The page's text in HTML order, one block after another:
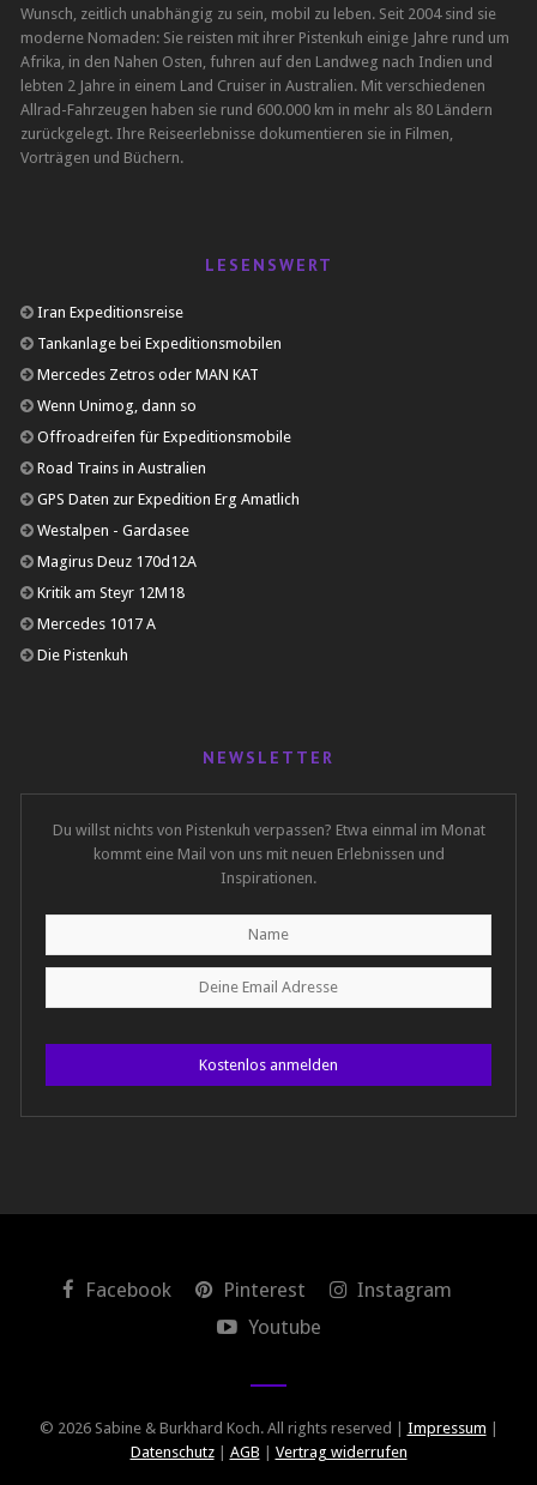
Wunsch, zeitlich unabhängig zu sein, mobil zu leben. Seit 2004 sind sie
moderne Nomaden: Sie reisten mit ihrer Pistenkuh einige Jahre rund um
Afrika, in den Nahen Osten, fuhren auf den Landweg nach Indien und
lebten 2 Jahre in einem Land Cruiser in Australien. Mit verschiedenen
Allrad-Fahrzeugen haben sie rund 600.000 km in mehr als 80 Ländern
zurückgelegt. Ihre Reiseerlebnisse dokumentieren sie in Filmen,
Vorträgen und Büchern.
LESENSWERT
Iran Expeditionsreise
Tankanlage bei Expeditionsmobilen
Mercedes Zetros oder MAN KAT
Wenn Unimog, dann so
Offroadreifen für Expeditionsmobile
Road Trains in Australien
GPS Daten zur Expedition Erg Amatlich
Westalpen - Gardasee
Magirus Deuz 170d12A
Kritik am Steyr 12M18
Mercedes 1017 A
Die Pistenkuh
NEWSLETTER
Du willst nichts von Pistenkuh verpassen? Etwa einmal im Monat
kommt eine Mail von uns mit neuen Erlebnissen und
Inspirationen.
Kostenlos anmelden
Facebook Pinterest
Instagram
Youtube
© 2026 Sabine & Burkhard Koch. All rights reserved | Impressum
Datenschutz| AGB Vertrag widerrufen